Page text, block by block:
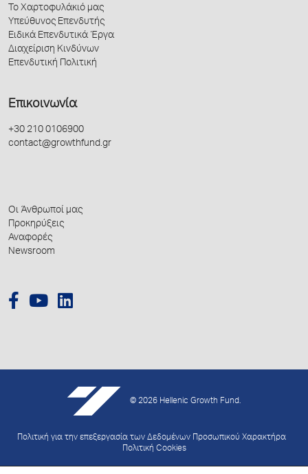
Το Χαρτοφυλάκιό μας
Υπεύθυνος Επενδυτής
Ειδικά Επενδυτικά Έργα
Διαχείριση Κινδύνων
Επενδυτική Πολιτική
Επικοινωνία
+30 210 0106900
contact@growthfund.gr
Οι Άνθρωποί μας
Προκηρύξεις
Αναφορές
Newsroom
© 2026 Hellenic Growth Fund.
Πολιτική για την επεξεργασία των Δεδομένων Προσωπικού Χαρακτήρα
Πολιτική Cookies